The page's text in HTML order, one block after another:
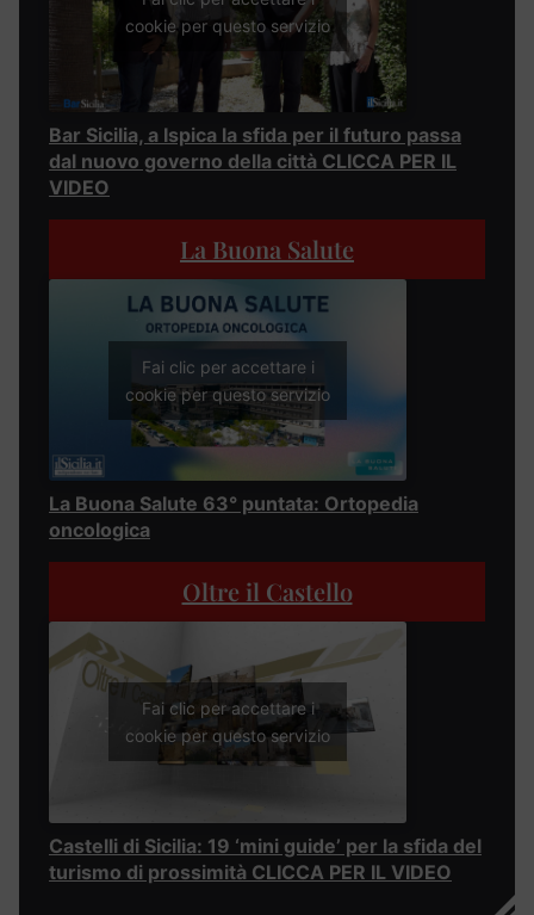
cookie per questo servizio
Bar Sicilia, a Ispica la sfida per il futuro passa
dal nuovo governo della città CLICCA PER IL
VIDEO
La Buona Salute
Fai clic per accettare i
cookie per questo servizio
La Buona Salute 63° puntata: Ortopedia
oncologica
Oltre il Castello
Fai clic per accettare i
cookie per questo servizio
Castelli di Sicilia: 19 ‘mini guide’ per la sfida del
turismo di prossimità CLICCA PER IL VIDEO